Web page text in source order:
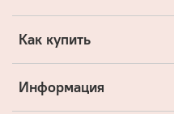
Как купить
Информация